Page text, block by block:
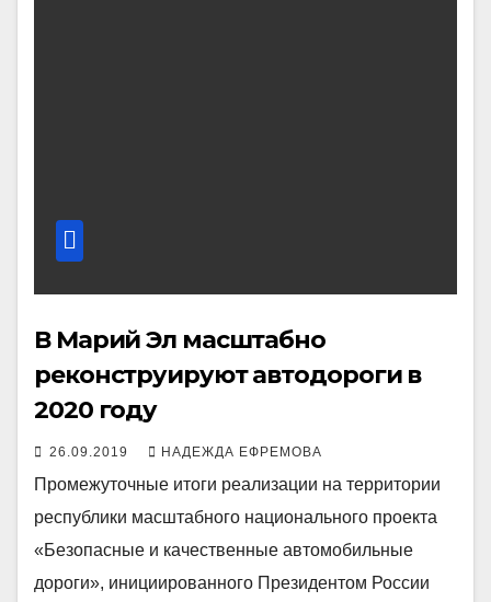
В Марий Эл масштабно
реконструируют автодороги в
2020 году
26.09.2019 НАДЕЖДА ЕФРЕМОВА
Промежуточные итоги реализации на территории
республики масштабного национального проекта
«Безопасные и качественные автомобильные
дороги», инициированного Президентом России